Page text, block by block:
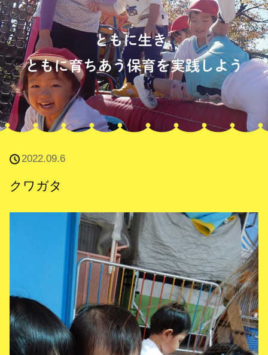
2022.09.6
クワガタ